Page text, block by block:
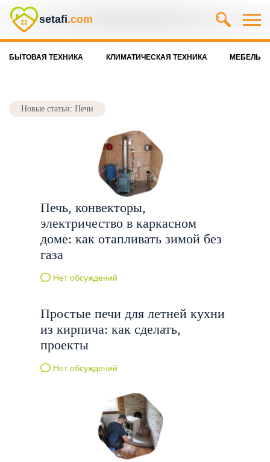
setafi.com
БЫТОВАЯ ТЕХНИКА КЛИМАТИЧЕСКАЯ ТЕХНИКА МЕБЕЛЬ
Новые статьи: Печи
Печь, конвекторы,
электричество в каркасном
доме: как отапливать зимой без
газа
Нет обсуждений
Простые печи для летней кухни
из кирпича: как сделать,
проекты
Нет обсуждений